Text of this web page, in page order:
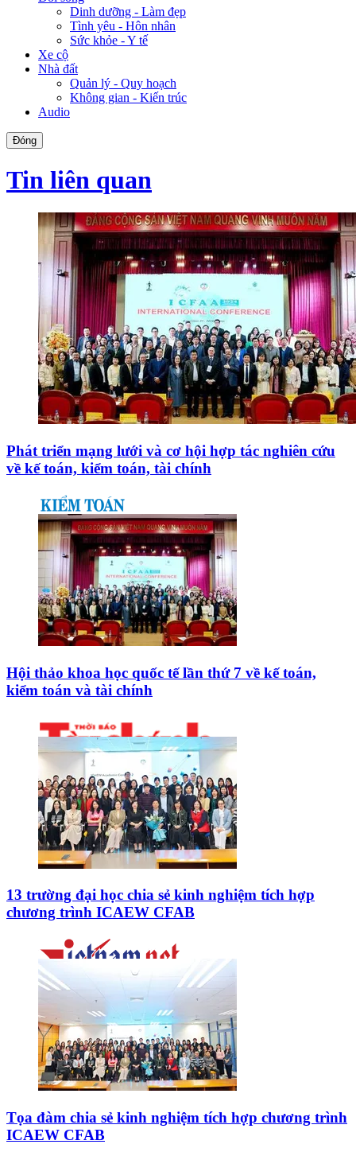
Dinh dưỡng - Làm đẹp
Tình yêu - Hôn nhân
Sức khỏe - Y tế
Xe cộ
Nhà đất
Quản lý - Quy hoạch
Không gian - Kiến trúc
Audio
Đóng
Tin liên quan
Phát triển mạng lưới và cơ hội hợp tác nghiên cứu
về kế toán, kiểm toán, tài chính
Hội thảo khoa học quốc tế lần thứ 7 về kế toán,
kiểm toán và tài chính
13 trường đại học chia sẻ kinh nghiệm tích hợp
chương trình ICAEW CFAB
Tọa đàm chia sẻ kinh nghiệm tích hợp chương trình
ICAEW CFAB